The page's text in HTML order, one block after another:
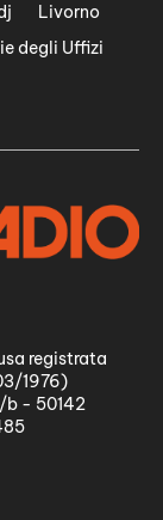
Livorno
degli Uffizi
registrata
1976)
b - 50142